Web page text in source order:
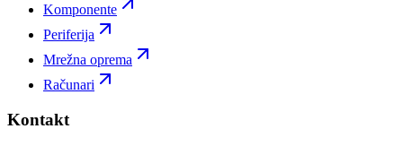
Komponente
Periferija
Mrežna oprema
Računari
Kontakt